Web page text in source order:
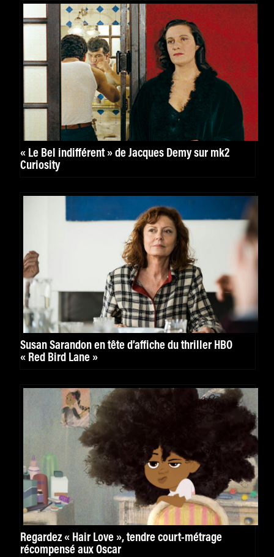
« Le Bel indifférent » de Jacques Demy sur mk2
Curiosity
Susan Sarandon en tête d’affiche du thriller HBO
« Red Bird Lane »
Regardez « Hair Love », tendre court-métrage
récompensé aux Oscar